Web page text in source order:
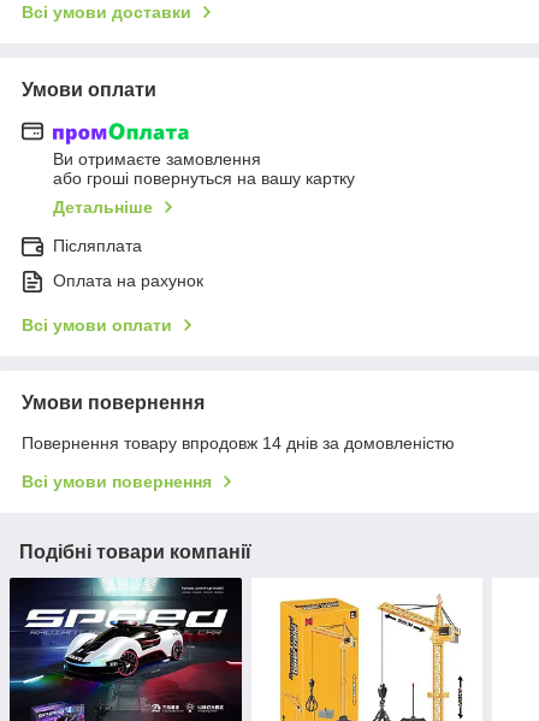
Всі умови доставки
Умови оплати
Ви отримаєте замовлення
або гроші повернуться на вашу картку
Детальніше
Післяплата
Оплата на рахунок
Всі умови оплати
Умови повернення
Повернення товару впродовж 14 днів за домовленістю
Всі умови повернення
Подібні товари компанії